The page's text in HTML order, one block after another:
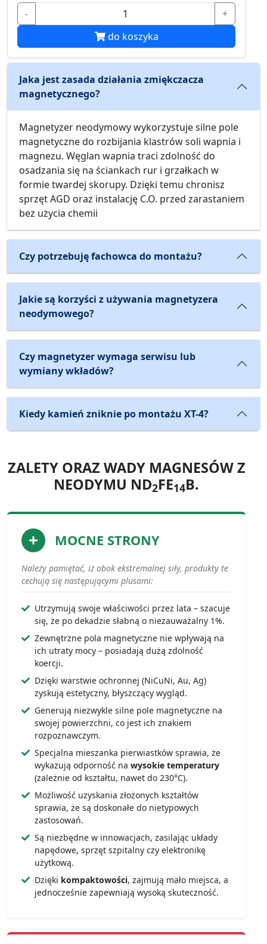
-
+
do koszyka
Jaka jest zasada działania zmiękczacza
magnetycznego?
Magnetyzer neodymowy wykorzystuje silne pole
magnetyczne do rozbijania klastrów soli wapnia i
magnezu. Węglan wapnia traci zdolność do
osadzania się na ściankach rur i grzałkach w
formie twardej skorupy. Dzięki temu chronisz
sprzęt AGD oraz instalację C.O. przed zarastaniem
bez użycia chemii
Czy potrzebuję fachowca do montażu?
Jakie są korzyści z używania magnetyzera
neodymowego?
Czy magnetyzer wymaga serwisu lub
wymiany wkładów?
Kiedy kamień zniknie po montażu XT-4?
ZALETY ORAZ WADY MAGNESÓW Z
NEODYMU ND2FE14B.
MOCNE STRONY
Należy pamiętać, iż obok ekstremalnej siły, produkty te
cechują się następującymi plusami:
Utrzymują swoje właściwości przez lata – szacuje
się, że po dekadzie słabną o niezauważalny 1%.
Zewnętrzne pola magnetyczne nie wpływają na
ich utraty mocy – posiadają dużą zdolność
koercji.
Dzięki warstwie ochronnej (NiCuNi, Au, Ag)
zyskują estetyczny, błyszczący wygląd.
Generują niezwykle silne pole magnetyczne na
swojej powierzchni, co jest ich znakiem
rozpoznawczym.
Specjalna mieszanka pierwiastków sprawia, że
wykazują odporność na wysokie temperatury
(zależnie od kształtu, nawet do 230°C).
Możliwość uzyskania złożonych kształtów
sprawia, że są doskonałe do nietypowych
zastosowań.
Są niezbędne w innowacjach, zasilając układy
napędowe, sprzęt szpitalny czy elektronikę
użytkową.
Dzięki kompaktowości, zajmują mało miejsca, a
jednocześnie zapewniają wysoką skuteczność.